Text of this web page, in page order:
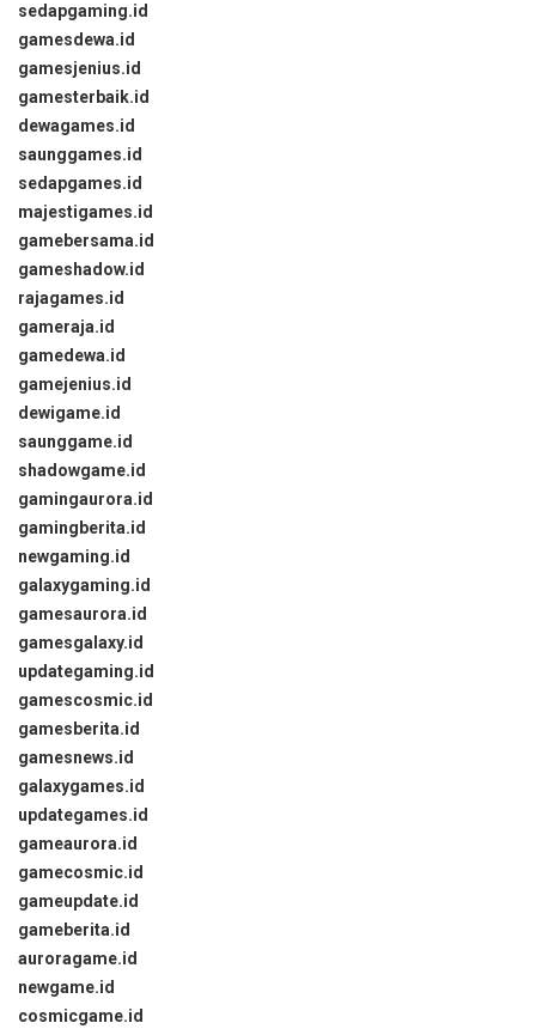
sedapgaming.id
gamesdewa.id
gamesjenius.id
gamesterbaik.id
dewagames.id
saunggames.id
sedapgames.id
majestigames.id
gamebersama.id
gameshadow.id
rajagames.id
gameraja.id
gamedewa.id
gamejenius.id
dewigame.id
saunggame.id
shadowgame.id
gamingaurora.id
gamingberita.id
newgaming.id
galaxygaming.id
gamesaurora.id
gamesgalaxy.id
updategaming.id
gamescosmic.id
gamesberita.id
gamesnews.id
galaxygames.id
updategames.id
gameaurora.id
gamecosmic.id
gameupdate.id
gameberita.id
auroragame.id
newgame.id
cosmicgame.id